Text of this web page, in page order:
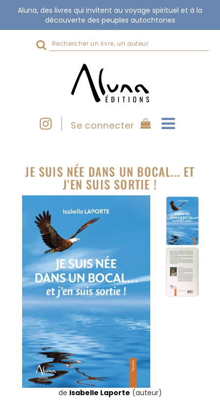
Aluna, des livres qui invitent au voyage spirituel et à la
découverte des peuples autochtones
Rechercher
sur
Se connecter
JE SUIS NÉE DANS UN BOCAL... ET
J'EN SUIS SORTIE !
de Isabelle Laporte (auteur)